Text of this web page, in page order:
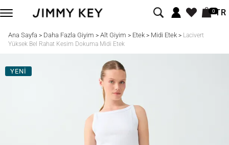
0TR
Ana Sayfa > Daha Fazla Giyim > Alt Giyim > Etek> Midi Etek> Lacivert
Yüksek Bel Rahat Kesim Dokuma Midi Etek
YENİ